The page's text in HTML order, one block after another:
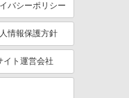
険あり
バシーポリシー
情報保護方針
イト運営会社